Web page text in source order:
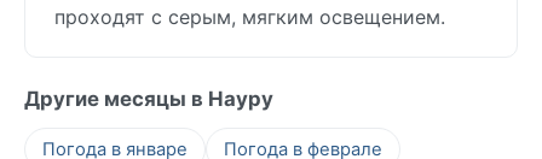
проходят с серым, мягким освещением.
Другие месяцы в Науру
Погода в январе Погода в феврале